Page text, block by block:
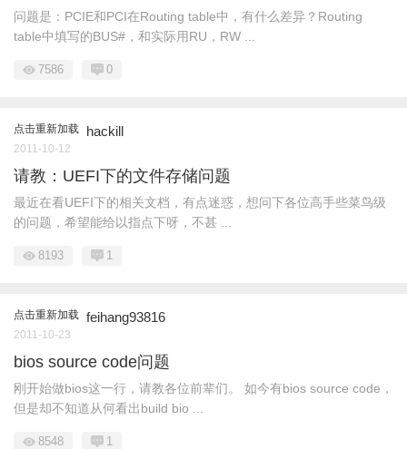
问题是：PCIE和PCI在Routing table中，有什么差异？Routing
table中填写的BUS#，和实际用RU，RW ...
7586 0
点击重新加载 hackill
2011-10-12
请教：UEFI下的文件存储问题
最近在看UEFI下的相关文档，有点迷惑，想问下各位高手些菜鸟级
的问题，希望能给以指点下呀，不甚 ...
8193 1
点击重新加载 feihang93816
2011-10-23
bios source code问题
刚开始做bios这一行，请教各位前辈们。 如今有bios source code，
但是却不知道从何看出build bio ...
8548 1